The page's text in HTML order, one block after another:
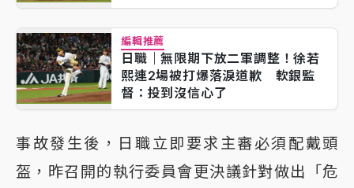
編輯推薦
日職｜無限期下放二軍調整！徐若
熙連2場被打爆落淚道歉 軟銀監
督：投到沒信心了
事故發生後，日職立即要求主審必須配戴頭
盔，昨召開的執行委員會更決議針對做出「危